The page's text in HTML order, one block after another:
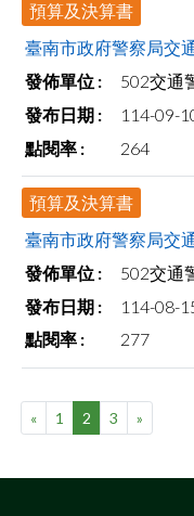
預算及決算書
臺南市政府警察局交
502交通
114-09-
264
預算及決算書
臺南市政府警察局交
502交通
114-08-
277
« 1 2 3 »